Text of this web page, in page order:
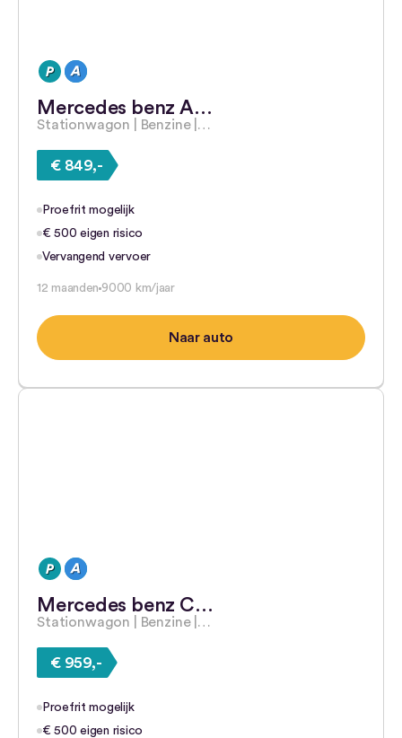
Mercedes benz A…
Stationwagon | Benzine |…
€ 849,-
Proefrit mogelijk
€ 500 eigen risico
Vervangend vervoer
12 maanden 9000 km/jaar
Naar auto
Mercedes benz C…
Stationwagon | Benzine |…
€ 959,-
Proefrit mogelijk
€ 500 eigen risico